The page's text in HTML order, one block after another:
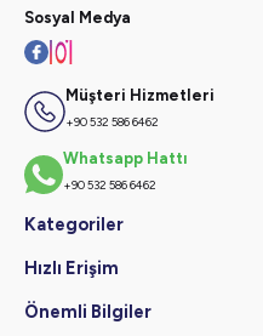
Sosyal Medya
Müşteri Hizmetleri
+90 532 586 6462
Whatsapp Hattı
+90 532 586 6462
Kategoriler
Hızlı Erişim
Önemli Bilgiler